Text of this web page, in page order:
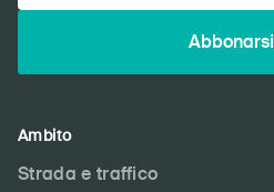
Abbonarsi
Ambito
Strada e traffico